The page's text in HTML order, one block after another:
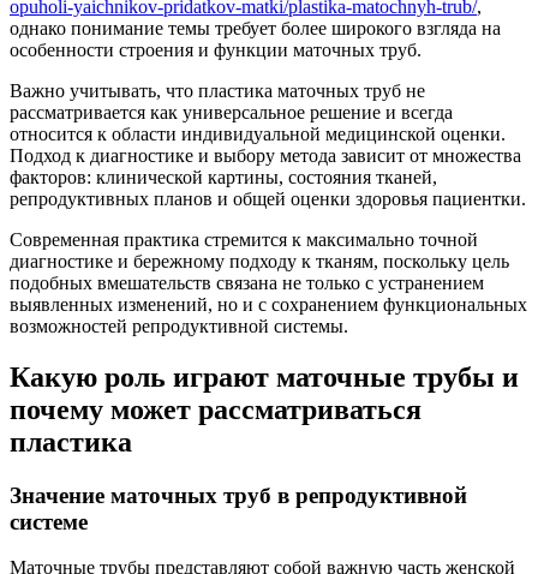
opuholi-yaichnikov-pridatkov-matki/plastika-matochnyh-trub/,
однако понимание темы требует более широкого взгляда на
особенности строения и функции маточных труб.
Важно учитывать, что пластика маточных труб не
рассматривается как универсальное решение и всегда
относится к области индивидуальной медицинской оценки.
Подход к диагностике и выбору метода зависит от множества
факторов: клинической картины, состояния тканей,
репродуктивных планов и общей оценки здоровья пациентки.
Современная практика стремится к максимально точной
диагностике и бережному подходу к тканям, поскольку цель
подобных вмешательств связана не только с устранением
выявленных изменений, но и с сохранением функциональных
возможностей репродуктивной системы.
Какую роль играют маточные трубы и
почему может рассматриваться
пластика
Значение маточных труб в репродуктивной
системе
Маточные трубы представляют собой важную часть женской